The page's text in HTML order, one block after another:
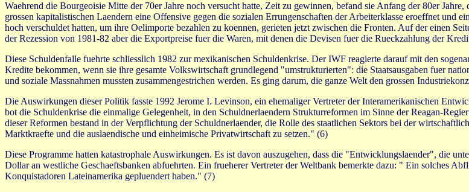
Waehrend die Bourgeoisie Mitte der 70er Jahre noch versucht hatte, Zeit zu gewinnen, befand sie Anfang der 80er
grossen kapitalistischen Laendern eine Offensive gegen die sozialen Errungenschaften der Arbeiterklasse eroeffnet und
hoch verschuldet hatten, um ihre Oelimporte bezahlen zu koennen, gerieten jetzt zwischen die Fronten. Auf der einen
der Rezession von 1981-82 aber die Exportpreise fuer die Waren, mit denen die Devisen fuer die Rueckzahlung der
Diese Schuldenfalle fuehrte schliesslich 1982 zur mexikanischen Schuldenkrise. Der IWF reagierte darauf mit den
Kredite bekommen, wenn sie ihre gesamte Volkswirtschaft grundlegend "umstrukturierten": die Staatsausgaben fuer
und soziale Massnahmen mussten zusammengestrichen werden. Es ging darum, die ganze Welt den grossen
Die Auswirkungen dieser Politik fasste 1992 Jerome I. Levinson, ein ehemaliger Vertreter der Interamerikanischen
bot die Schuldenkrise die einmalige Gelegenheit, in den Schuldnerlaendern Strukturreformen im Sinne der Reagan-
dieser Reformen bestand in der Verpflichtung der Schuldnerlaender, die Rolle des staatlichen Sektors bei der
Marktkraefte und die auslaendische und einheimische Privatwirtschaft zu setzen." (6)
Diese Programme hatten katastrophale Auswirkungen. Es ist davon auszugehen, dass die "Entwicklungslaender", die
Dollar an westliche Geschaeftsbanken abfuehrten. Ein frueherer Vertreter der Weltbank bemerkte dazu: " Ein solches
Konquistadoren Lateinamerika gepluendert haben." (7)